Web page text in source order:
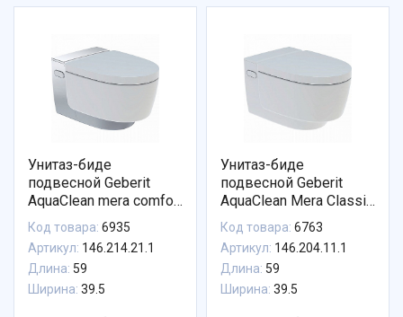
Унитаз-биде
подвесной Geberit
AquaClean mera comfort
146.214.21.1 с
системой удаления
запахов
Код товара: 6935
Артикул: 146.214.21.1
Длина: 59
Ширина: 39.5
Унитаз-биде
подвесной Geberit
AquaClean Mera Classic
146.204.11.1 панель
белая
Код товара: 6763
Артикул: 146.204.11.1
Длина: 59
Ширина: 39.5